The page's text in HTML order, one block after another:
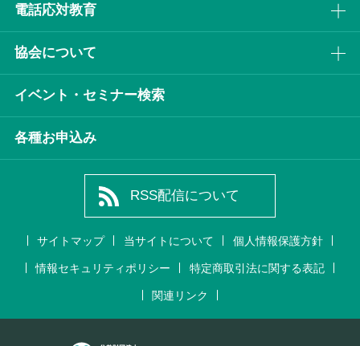
電話応対教育
協会について
イベント・セミナー検索
各種お申込み
RSS配信について
サイトマップ 当サイトについて 個人情報保護方針
情報セキュリティポリシー 特定商取引法に関する表記
関連リンク